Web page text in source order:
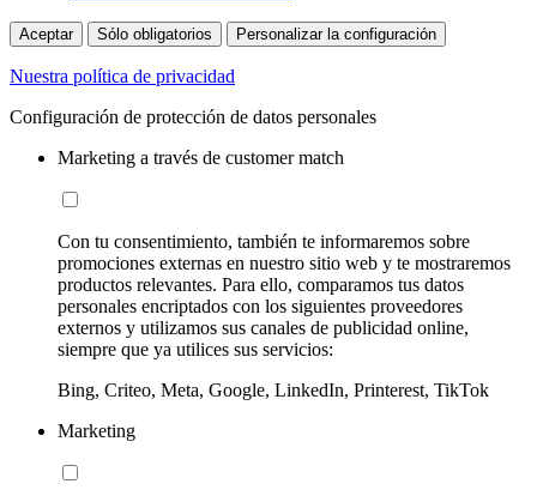
Aceptar Sólo obligatorios Personalizar la configuración
Nuestra política de privacidad
Configuración de protección de datos personales
Marketing a través de customer match
Con tu consentimiento, también te informaremos sobre
promociones externas en nuestro sitio web y te mostraremos
productos relevantes. Para ello, comparamos tus datos
personales encriptados con los siguientes proveedores
externos y utilizamos sus canales de publicidad online,
siempre que ya utilices sus servicios:
Bing, Criteo, Meta, Google, LinkedIn, Printerest, TikTok
Marketing